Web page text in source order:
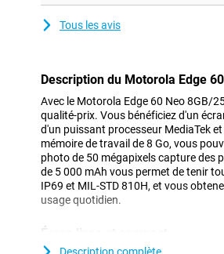
Tous les avis
Description du Motorola Edge
Avec le Motorola Edge 60 Neo 8GB/
qualité-prix. Vous bénéficiez d'un
d'un puissant processeur MediaTek
mémoire de travail de 8 Go, vous
photo de 50 mégapixels capture des
de 5 000 mAh vous permet de tenir
IP69 et MIL-STD 810H, et vous
usage quotidien.